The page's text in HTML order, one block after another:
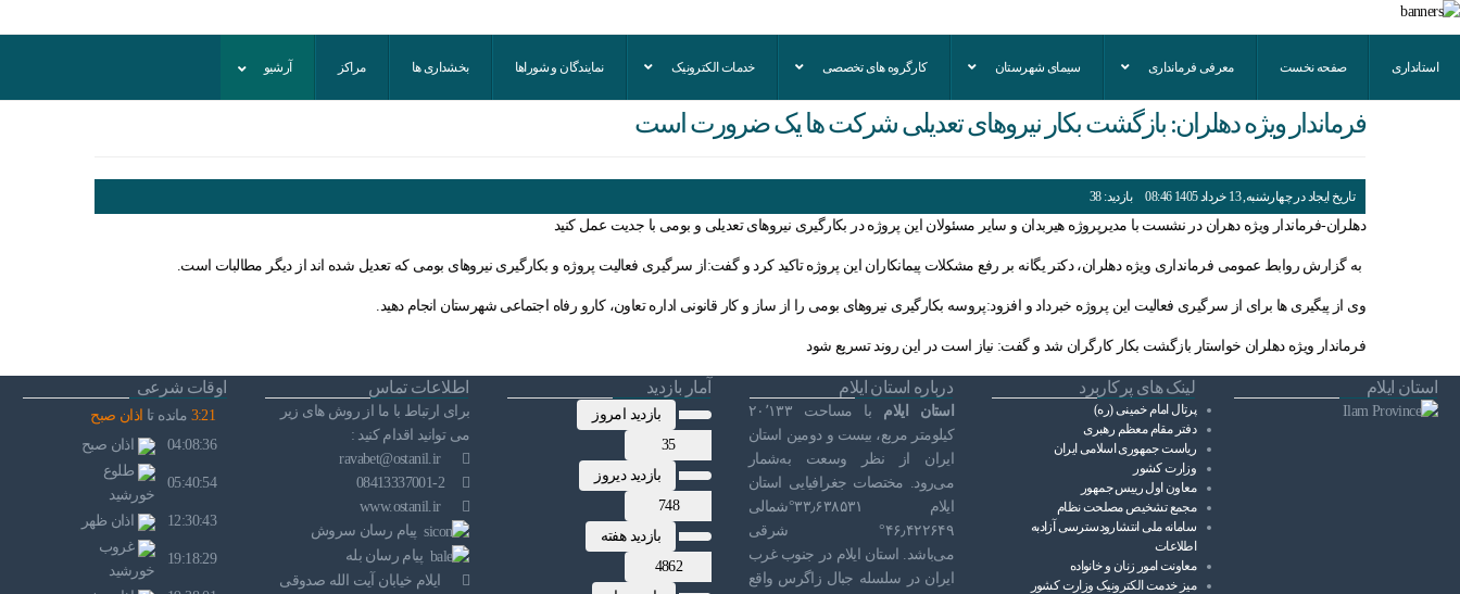
استانداری صفحه نخست معرفی فرمانداری سیمای شهرستان کارگروه های تخصصی خدمات الکترونیک نمایندگان و شوراها بخشداری ها مراکز آرشیو
فرماندار ویژه دهلران: بازگشت بکار نیروهای تعدیلی شرکت ها یک ضرورت است
تاریخ ایجاد در چهارشنبه, 13 خرداد 1405 08:46 بازدید: 38
دهلران-فرماندار ویژه دهران در نشست با مدیرپروژه هیربدان و سایر مسئولان این پروژهدر بکارگیری نیروهای تعدیلی و بومی با جدیت عمل کنید
به گزارش روابط عمومی فرمانداری ویژه دهلران، دکتر یگانه بر رفع مشکلات پیمانکاران این پروژه تاکید کرد و گفت:از سرگیری فعالیت پروژه و بکارگیری نیروهای بومی که تعدیل شده اند از دیگر مطالبات است.
وی از پیگیری ها برای از سرگیری فعالیت این پروژه خبرداد و افزود:پروسه بکارگیری نیروهای بومی را از ساز و کار قانونی اداره تعاون، کارو رفاه اجتماعی شهرستان انجام دهید.
فرماندار ویژه دهلران خواستار بازگشت بکار کارگران شد و گفت: نیاز است در این روند تسریع شود
استان ایلام لینک های پرکاربرد
پرتال امام خمینی (ره)
دفتر مقام معظم رهبری
ریاست ‌جمهوری اسلامی ایران
وزارت کشور
معاون اول رییس جمهور
مجمع تشخیص مصلحت نظام
سامانه ملی انتشارودسترسی آزادبه
اطلاعات
معاونت امور زنان و خانواده
میز خدمت الکترونیک وزارت کشور
درباره استان ایلام
استان ایلام
با مساحت ۲۰٬۱۳۳
کیلومتر مربع، بیست و دومین استان
ایران از نظر وسعت به‌شمار
می‌رود. مختصات جغرافیایی استان
ایلام ۳۳٫۶۳۸۵۳۱°شمالی
۴۶٫۴۲۲۶۴۹° شرقی
می‌باشد. استان ایلام در جنوب غرب
ایران در سلسله جبال زاگرس واقع
آمار بازدید
بازدید امروز
35
بازدید دیروز
748
بازدید هفته
4862
اطلاعات تماس
برای ارتباط با ما از روش های زیر
می توانید اقدام کنید :
ravabet@ostanil.ir
www.ostanil.ir
پیام رسان سروش
پیام رسان بله
ایلام خیابان آیت الله صدوقی
اوقات شرعی
3:21 مانده تا اذان صبح
04:08:36
اذان صبح
05:40:54
طلوع
خورشید
12:30:43
اذان ظهر
19:18:29
غروب
خورشید